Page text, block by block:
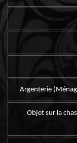
Argenterie
Objet sur la